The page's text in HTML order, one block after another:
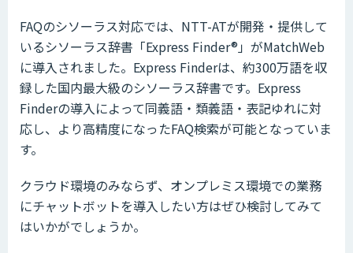
FAQのシソーラス対応では、NTT-ATが開発・提供して
いるシソーラス辞書「Express Finder®」がMatchWeb
に導入されました。Express Finderは、約300万語を収
録した国内最大級のシソーラス辞書です。Express
Finderの導入によって同義語・類義語・表記ゆれに対
応し、より高精度になったFAQ検索が可能となっていま
す。
クラウド環境のみならず、オンプレミス環境での業務
にチャットボットを導入したい方はぜひ検討してみて
はいかがでしょうか。